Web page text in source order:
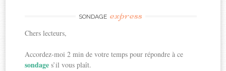
SONDAGE express
Chers lecteurs,
Accordez-moi 2 min de votre temps pour répondre à ce
sondages’il vous plaît.